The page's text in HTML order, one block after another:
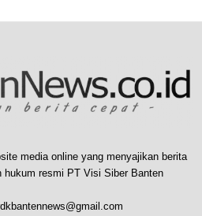
media online yang menyajikan berita
hukum resmi PT Visi Siber Banten